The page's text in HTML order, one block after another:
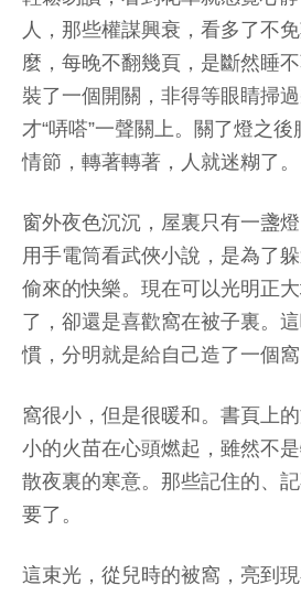
人，那些權謀興衰，看多了不
麼，每晚不翻幾頁，是斷然睡
裝了一個開關，非得等眼睛掃
才“哢嗒”一聲關上。關了燈之
情節，轉著轉著，人就迷糊了。
窗外夜色沉沉，屋裏只有一盞
用手電筒看武俠小說，是為了
偷來的快樂。現在可以光明正
了，卻還是喜歡窩在被子裏。
慣，分明就是給自己造了一個窩
窩很小，但是很暖和。書頁上
小的火苗在心頭燃起，雖然不
散夜裏的寒意。那些記住的、
要了。
這束光，從兒時的被窩，亮到現